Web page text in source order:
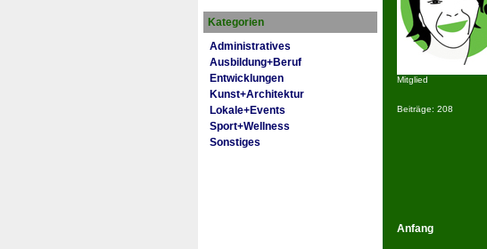
Kategorien
Administratives
Ausbildung+Beruf
Entwicklungen
Kunst+Architektur
Lokale+Events
Sport+Wellness
Sonstiges
Mitglied
Beiträge: 208
Anfang